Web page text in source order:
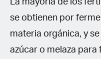
La mayoría de los
se obtienen por
materia orgánica, y
azúcar o melaza